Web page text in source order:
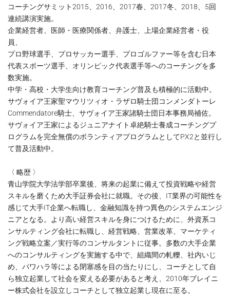
コーチングサミット2015、2016、2017春、2017冬、2018、5回
連続講演実施。
企業経営者、医師・医療関係者、弁護士、上場企業経営者・役
員、
プロ野球選手、プロサッカー選手、プロゴルファー等を含む日本
代表スポーツ選手、オリンピック代表選手等へのコーチングを多
数実施。
中学・高校・大学生向け教育コーチング普及も積極的に活動中。
サヴォイア王家聖マウリツィオ・ラザロ騎士団コンメンダトーレ
Commendatore騎士、サヴォイア王家諸騎士団日本事務局補佐。
サヴォイア王家によるジュニアナイト卓絶騎士養成コーチングプ
ログラムを完全無償のボランティアプログラムとしてPX2と並行し
て普及活動中。
〈 略歴 〉
青山学院大学法学部卒業後、将来の起業に備えて投資戦略や経営
スキルを磨くため大手証券会社に就職。その後、IT業界の可能性を
感じて大手IT企業へ転職し、金融知識を持つ異色のシステムエンジ
ニアとなる。より高い経営スキルを身につけるために、外資系コ
ンサルティング会社に転職し、経営戦略、営業改革、マーケティ
ング戦略立案／実行等のコンサルタントに従事。多数の大手企業
へのコンサルティングを実施する中で、組織間の軋轢、社内いじ
め、パワハラ等による閉塞感を目の当たりにし、コーチとして自
ら独立起業して社会を変える必要があると考え、2010年ブレイニ
ー株式会社を設立しコーチとして独立起業し現在に至る。